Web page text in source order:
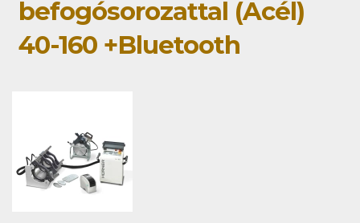
befogósorozattal (Acél)
40-160 +Bluetooth